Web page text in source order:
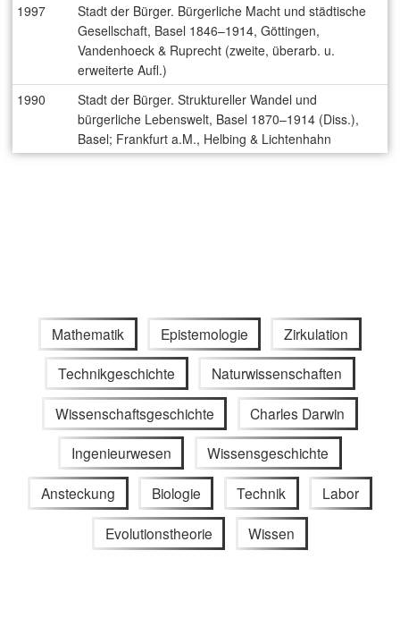
1997
Stadt der Bürger. Bürgerliche Macht und städtische
Gesellschaft, Basel 1846–1914, Göttingen,
Vandenhoeck & Ruprecht (zweite, überarb. u.
erweiterte Aufl.)
1990
Stadt der Bürger. Struktureller Wandel und
bürgerliche Lebenswelt, Basel 1870–1914 (Diss.),
Basel; Frankfurt a.M., Helbing & Lichtenhahn
Mathematik Epistemologie Zirkulation
Technikgeschichte Naturwissenschaften
Wissenschaftsgeschichte Charles Darwin
Ingenieurwesen Wissensgeschichte
Ansteckung Biologie Technik Labor
Evolutionstheorie Wissen